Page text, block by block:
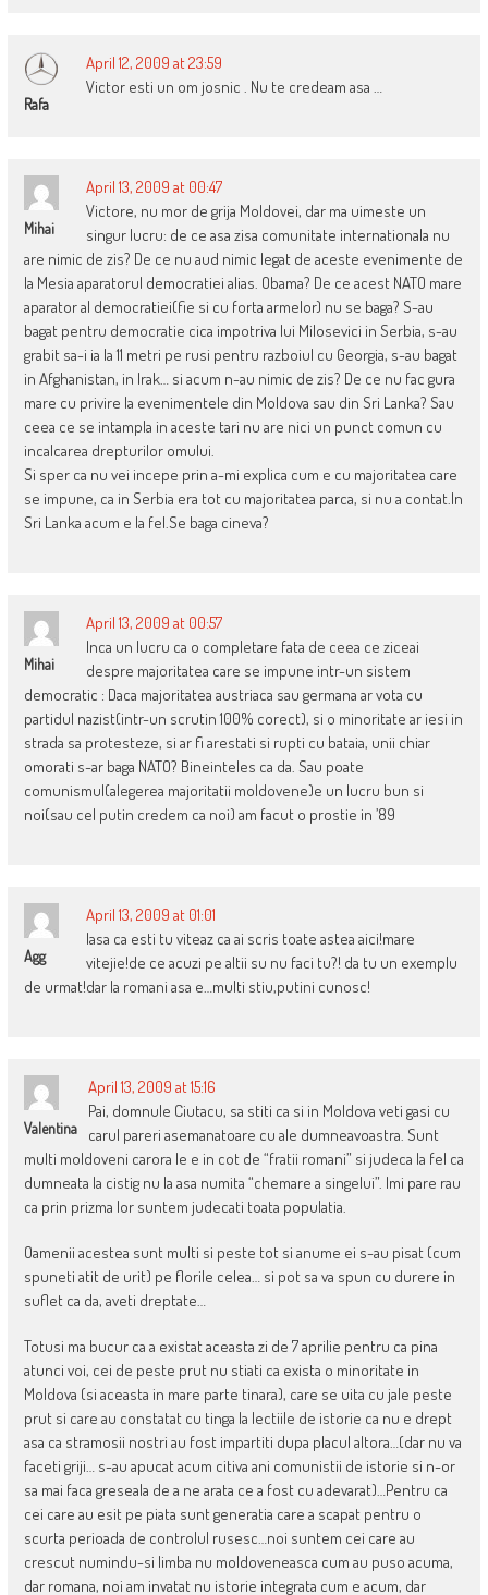
Rafa
April 12, 2009 at 23:59
Victor esti un om josnic . Nu te credeam asa …
Mihai
April 13, 2009 at 00:47
Victore, nu mor de grija Moldovei, dar ma uimeste un
singur lucru: de ce asa zisa comunitate internationala nu
are nimic de zis? De ce nu aud nimic legat de aceste evenimente de
la Mesia aparatorul democratiei alias. Obama? De ce acest NATO mare
aparator al democratiei(fie si cu forta armelor) nu se baga? S-au
bagat pentru democratie cica impotriva lui Milosevici in Serbia, s-au
grabit sa-i ia la 11 metri pe rusi pentru razboiul cu Georgia, s-au bagat
in Afghanistan, in Irak… si acum n-au nimic de zis? De ce nu fac gura
mare cu privire la evenimentele din Moldova sau din Sri Lanka? Sau
ceea ce se intampla in aceste tari nu are nici un punct comun cu
incalcarea drepturilor omului.
Si sper ca nu vei incepe prin a-mi explica cum e cu majoritatea care
se impune, ca in Serbia era tot cu majoritatea parca, si nu a contat.In
Sri Lanka acum e la fel.Se baga cineva?
Mihai
April 13, 2009 at 00:57
Inca un lucru ca o completare fata de ceea ce ziceai
despre majoritatea care se impune intr-un sistem
democratic : Daca majoritatea austriaca sau germana ar vota cu
partidul nazist(intr-un scrutin 100% corect), si o minoritate ar iesi in
strada sa protesteze, si ar fi arestati si rupti cu bataia, unii chiar
omorati s-ar baga NATO? Bineinteles ca da. Sau poate
comunismul(alegerea majoritatii moldovene)e un lucru bun si
noi(sau cel putin credem ca noi) am facut o prostie in ’89
Agg
April 13, 2009 at 01:01
lasa ca esti tu viteaz ca ai scris toate astea aici!mare
vitejie!de ce acuzi pe altii su nu faci tu?! da tu un exemplu
de urmat!dar la romani asa e…multi stiu,putini cunosc!
Valentina
April 13, 2009 at 15:16
Pai, domnule Ciutacu, sa stiti ca si in Moldova veti gasi cu
carul pareri asemanatoare cu ale dumneavoastra. Sunt
multi moldoveni carora le e in cot de “fratii romani” si judeca la fel ca
dumneata la cistig nu la asa numita “chemare a singelui”. Imi pare rau
ca prin prizma lor suntem judecati toata populatia.
Oamenii acestea sunt multi si peste tot si anume ei s-au pisat (cum
spuneti atit de urit) pe florile celea… si pot sa va spun cu durere in
suflet ca da, aveti dreptate…
Totusi ma bucur ca a existat aceasta zi de 7 aprilie pentru ca pina
atunci voi, cei de peste prut nu stiati ca exista o minoritate in
Moldova (si aceasta in mare parte tinara), care se uita cu jale peste
prut si care au constatat cu tinga la lectiile de istorie ca nu e drept
asa ca stramosii nostri au fost impartiti dupa placul altora…(dar nu va
faceti griji… s-au apucat acum citiva ani comunistii de istorie si n-or
sa mai faca greseala de a ne arata ce a fost cu adevarat)…Pentru ca
cei care au esit pe piata sunt generatia care a scapat pentru o
scurta perioada de controlul rusesc…noi suntem cei care au
crescut numindu-si limba nu moldoveneasca cum au puso acuma,
dar romana, noi am invatat nu istorie integrata cum e acum, dar